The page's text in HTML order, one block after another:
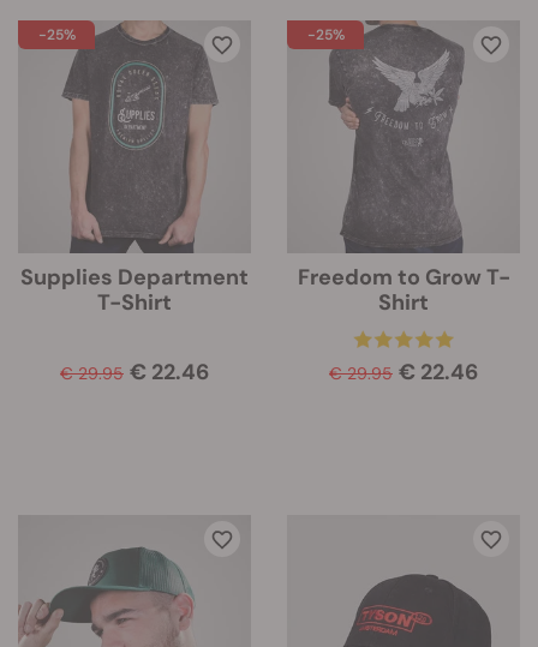
-25%
Supplies Department
T-Shirt
€ 29.95 € 22.46
-25%
Freedom to Grow T-
Shirt
€ 29.95 € 22.46